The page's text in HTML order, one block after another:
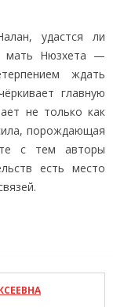
удастся ли
мать Нюзхета —
ждать
главную
не только как
порождающая
с тем авторы
есть место